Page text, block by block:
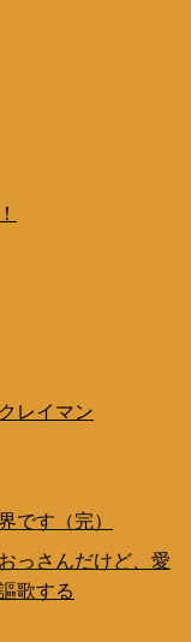
レイマン
です（完）
っさんだけど、愛
歌する